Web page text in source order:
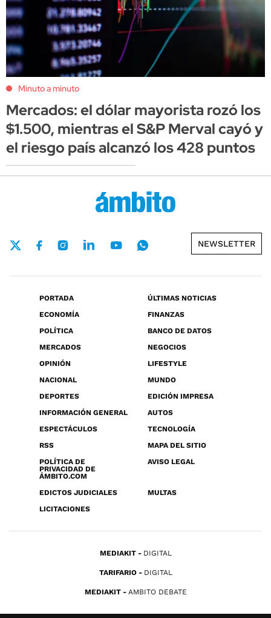
Minuto a minuto
Mercados: el dólar mayorista rozó los
$1.500, mientras el S&P Merval cayó y
el riesgo país alcanzó los 428 puntos
NEWSLETTER
PORTADA
ÚLTIMAS NOTICIAS
ECONOMÍA
FINANZAS
POLÍTICA
BANCO DE DATOS
MERCADOS
NEGOCIOS
OPINIÓN
LIFESTYLE
NACIONAL
MUNDO
DEPORTES
EDICIÓN IMPRESA
INFORMACIÓN GENERAL
AUTOS
ESPECTÁCULOS
TECNOLOGÍA
RSS
MAPA DEL SITIO
POLÍTICA DE
PRIVACIDAD DE
ÁMBITO.COM
AVISO LEGAL
EDICTOS JUDICIALES
MULTAS
LICITACIONES
MEDIAKIT DIGITAL
TARIFARIO DIGITAL
MEDIAKIT AMBITO DEBATE